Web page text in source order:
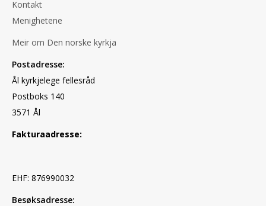
Kontakt
Menighetene
Meir om Den norske kyrkja
Postadresse:
Ål kyrkjelege fellesråd
Postboks 140
3571 Ål
Fakturaadresse:
EHF: 876990032
Besøksadresse: